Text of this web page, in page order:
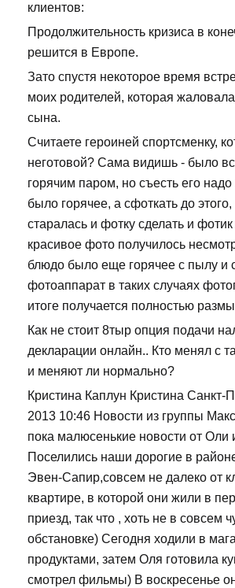
клиентов:
Продолжительность кризиса в
решится в Европе.
Зато спустя некоторое время
моих родителей, которая
сына.
Считаете героиней спортсменку,
неготовой? Сама видишь - было
горячим паром, но съесть его
было горячее, а сфоткать до
старалась и фотку сделать и
красивое фото получилось
блюдо было еще горячее с пылу и
фотоаппарат в таких случаях
итоге получается полностью
Как не стоит 8тыр опция подачи
декларации онлайн.. Кто менял с
и меняют ли нормально?
Кристина Каплун Кристина Санкт-
2013 10:46 Новости из группы
пока малюсенькие новости от Оли
Поселились наши дорогие в
Эвен-Сапир,совсем не далеко от
квартире, в которой они жили в
приезд, так что , хоть не в совсем
обстановке) Сегодня ходили в
продуктами, затем Оля готовила
смотрел фильмы) В воскресенье